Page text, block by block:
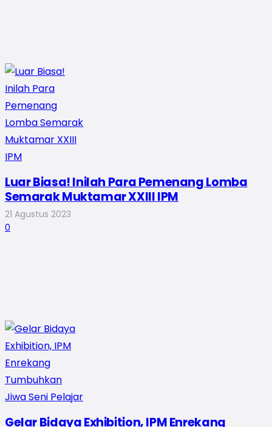
Luar Biasa! Inilah Para Pemenang Lomba
Semarak Muktamar XXIII IPM
21 Agustus 2023
0
Gelar Bidaya Exhibition, IPM Enrekang